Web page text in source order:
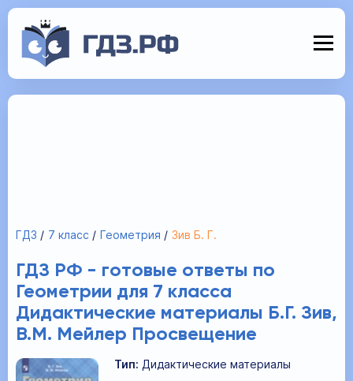
ГДЗ 7 класс Геометрия Зив Б. Г.
ГДЗ РФ - готовые ответы по
Геометрии для 7 класса
Дидактические материалы Б.Г. Зив,
В.М. Мейлер Просвещение
Тип: Дидактические материалы